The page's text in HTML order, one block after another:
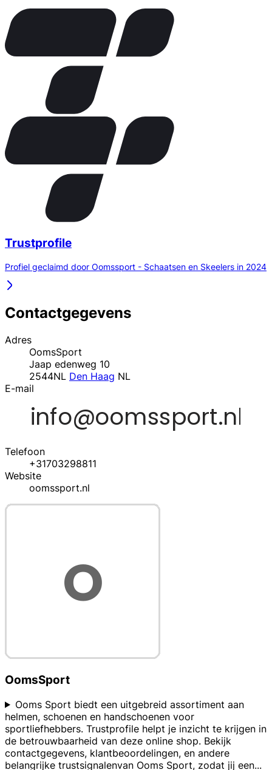
Trustprofile
Profiel geclaimd door Oomssport - Schaatsen en Skeelers in 2024
Contactgegevens
Adres
OomsSport
Jaap edenweg 10
2544NL Den Haag NL
E-mail
Telefoon
+31703298811
Website
oomssport.nl
OomsSport
Ooms Sport biedt een uitgebreid assortiment aan
helmen, schoenen en handschoenen voor
sportliefhebbers. Trustprofile helpt je inzicht te krijgen in
de betrouwbaarheid van deze online shop. Bekijk
contactgegevens, klantbeoordelingen, en andere
belangrijke trustsignalenvan Ooms Sport, zodat jij een...